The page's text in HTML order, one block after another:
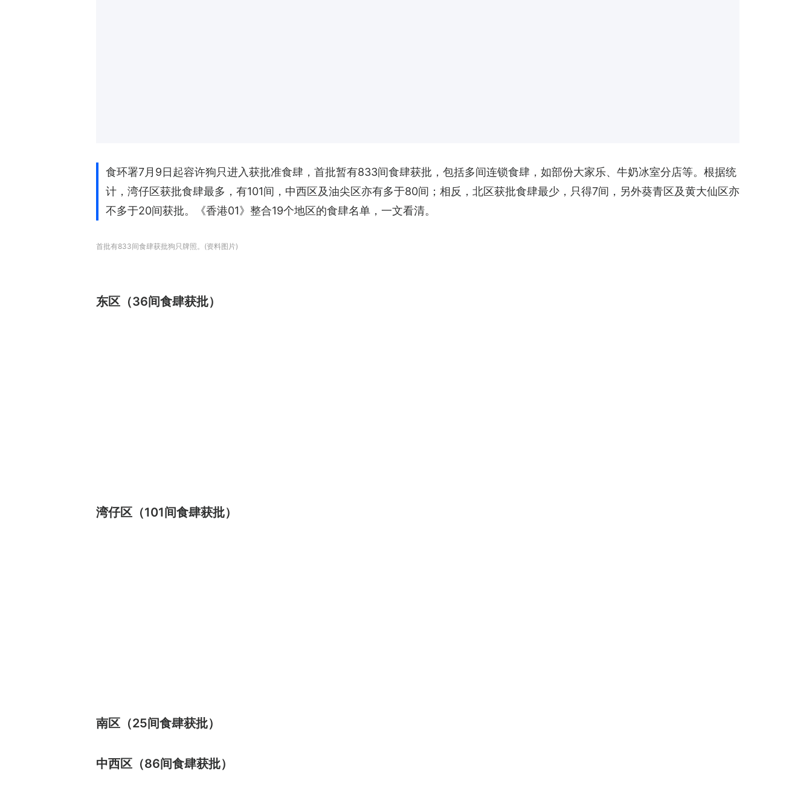
食环署7月9日起容许狗只进入获批准食肆，首批暂有833间食肆获批，包括多间连锁食肆，如部份大家乐、牛奶冰室分店等。根据统
计，湾仔区获批食肆最多，有101间，中西区及油尖区亦有多于80间；相反，北区获批食肆最少，只得7间，另外葵青区及黄大仙区亦
不多于20间获批。《香港01》整合19个地区的食肆名单，一文看清。
首批有833间食肆获批狗只牌照。(资料图片)
东区（36间食肆获批）
湾仔区（101间食肆获批）
南区（25间食肆获批）
中西区（86间食肆获批）